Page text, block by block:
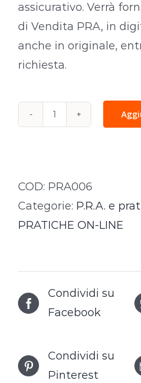
assicurativo. Verrà
di Vendita PRA, in
anche in originale,
richiesta.
Copia
Vendita
PRA
quantità
COD: PRA006
Categorie: P.R.A. e
PRATICHE ON-LINE
Condividi su
Facebook
Condividi su
Pinterest